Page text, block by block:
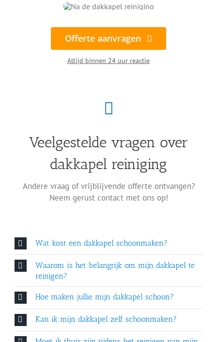
Offerte aanvragen
Altijd binnen 24 uur reactie
Veelgestelde vragen over
dakkapel reiniging
Andere vraag of vrijblijvende offerte ontvangen?
Neem gerust contact met ons op!
Wat kost een dakkapel schoonmaken?
Waarom is het belangrijk om mijn dakkapel te
reinigen?
Hoe maken jullie mijn dakkapel schoon?
Kan ik mijn dakkapel zelf schoonmaken?